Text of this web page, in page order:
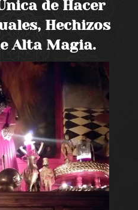
de Hacer
Hechizos
Alta Magia.